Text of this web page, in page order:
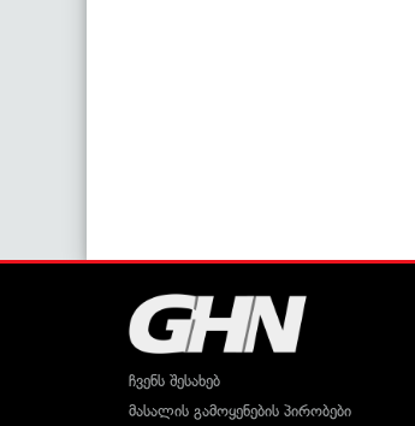
ჩვენს შესახებ
მასალის გამოყენების პირობები